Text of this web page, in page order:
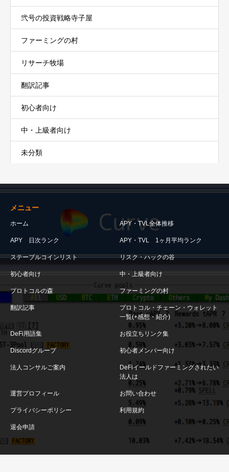
弐号の投資戦略寺子屋
ファーミングの村
リサーチ牧場
翻訳記事
初心者向け
中・上級者向け
未分類
メニュー
ホーム APY・TVL全体推移
APY 日次ランク APY・TVL 1ヶ月平均ランク
ステーブルコインリスト リスク・ハックの谷
初心者向け 中・上級者向け
プロトコルの森 ファーミングの村
翻訳記事
プロトコル・チェーン・ウォレット
一覧(+感想・紹介)
DeFi用語集 お役立ちリンク集
Discordグループ 初心者メンバー向け
法人コンサルご案内
DeFiイールドファーミングされたい
法人は
運営プロフィール お問い合わせ
プライバシーポリシー 利用規約
退会申請